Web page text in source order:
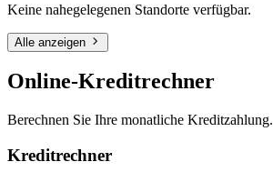
Keine nahegelegenen Standorte verfügbar.
Alle anzeigen
Online-Kreditrechner
Berechnen Sie Ihre monatliche Kreditzahlung.
Kreditrechner